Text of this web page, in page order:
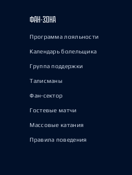
ФАН-ЗОНА
Программа лояльности
Календарь болельщика
Группа поддержки
Талисманы
Фан-сектор
Гостевые матчи
Массовые катания
Правила поведения